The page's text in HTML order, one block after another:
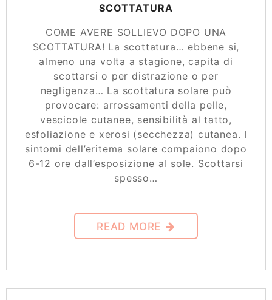
SCOTTATURA
COME AVERE SOLLIEVO DOPO UNA
SCOTTATURA! La scottatura… ebbene si,
almeno una volta a stagione, capita di
scottarsi o per distrazione o per
negligenza… La scottatura solare può
provocare: arrossamenti della pelle,
vescicole cutanee, sensibilità al tatto,
esfoliazione e xerosi (secchezza) cutanea. I
sintomi dell’eritema solare compaiono dopo
6-12 ore dall’esposizione al sole. Scottarsi
spesso…
READ MORE